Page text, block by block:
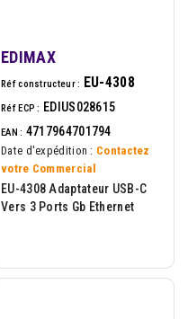
EDIMAX
Réf constructeur : EU-4308
Réf ECP : EDIUS028615
EAN : 4717964701794
Date d'expédition : Contactez
votre Commercial
EU-4308 Adaptateur USB-C
Vers 3 Ports Gb Ethernet